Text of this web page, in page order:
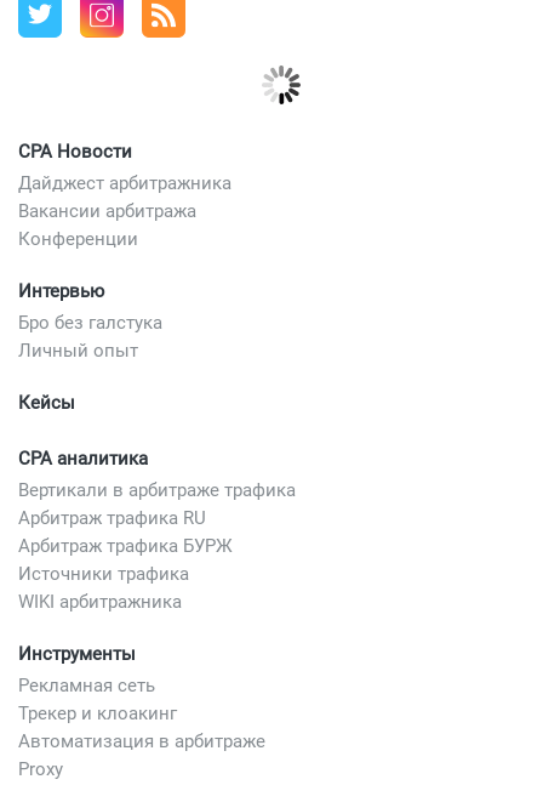
CPA Новости
Дайджест арбитражника
Вакансии арбитража
Конференции
Интервью
Бро без галстука
Личный опыт
Кейсы
CPA аналитика
Вертикали в арбитраже трафика
Арбитраж трафика RU
Арбитраж трафика БУРЖ
Источники трафика
WIKI арбитражника
Инструменты
Рекламная сеть
Трекер и клоакинг
Автоматизация в арбитраже
Proxy